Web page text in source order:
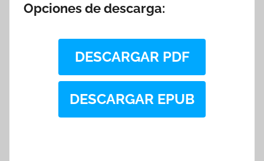
Opciones de descarga:
DESCARGAR PDF
DESCARGAR EPUB